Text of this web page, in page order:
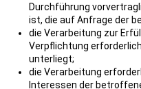
Durchführung
ist, die auf Anfrage der
die Verarbeitung zur
Verpflichtung
unterliegt;
die Verarbeitung
Interessen der